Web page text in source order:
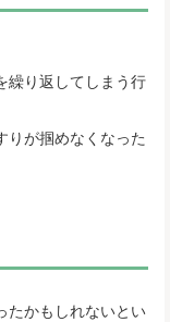
繰り返してしまう行
りが掴めなくなった
たかもしれないとい